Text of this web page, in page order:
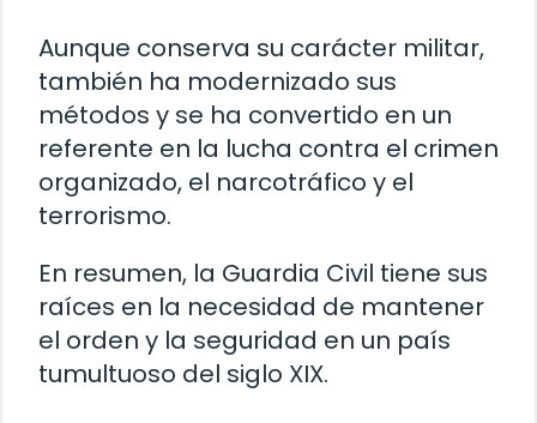
Aunque conserva su carácter militar,
también ha modernizado sus
métodos y se ha convertido en un
referente en la lucha contra el crimen
organizado, el narcotráfico y el
terrorismo.
En resumen, la Guardia Civil tiene sus
raíces en la necesidad de mantener
el orden y la seguridad en un país
tumultuoso del siglo XIX.